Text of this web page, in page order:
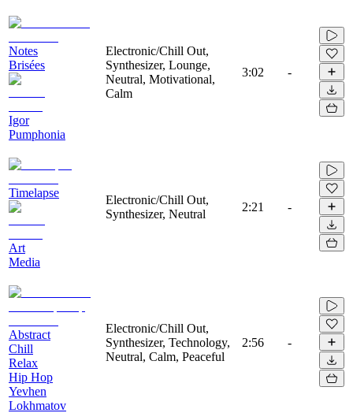
Notes
Brisées
Igor
Pumphonia
Electronic/Chill Out,
Synthesizer, Lounge,
Neutral, Motivational,
Calm
3:02 -
Timelapse
Art
Media
Electronic/Chill Out,
Synthesizer, Neutral
2:21 -
Abstract
Chill
Relax
Hip Hop
Yevhen
Lokhmatov
Electronic/Chill Out,
Synthesizer, Technology,
Neutral, Calm, Peaceful
2:56 -